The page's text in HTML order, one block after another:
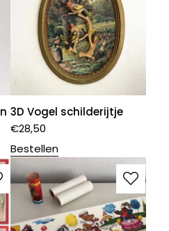
3D Vogel schilderijtje
€28,50
Bestellen